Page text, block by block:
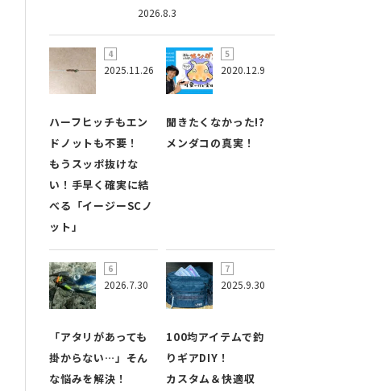
2026.8.3
2025.11.26
ハーフヒッチもエン
ドノットも不要！
もうスッポ抜けな
い！手早く確実に結
べる「イージーSCノ
ット」
2020.12.9
聞きたくなかった!?
メンダコの真実！
2026.7.30
「アタリがあっても
掛からない…」そん
な悩みを解決！
2025.9.30
100均アイテムで釣
りギアDIY！
カスタム＆快適収